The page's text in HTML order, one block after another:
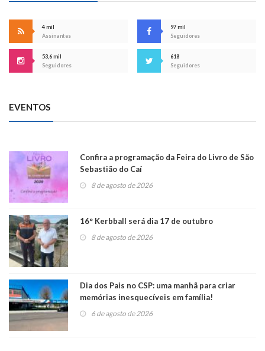
4 mil
Assinantes
97 mil
Seguidores
53,6 mil
Seguidores
618
Seguidores
EVENTOS
Confira a programação da Feira do Livro de São
Sebastião do Caí
8 de agosto de 2026
16° Kerbball será dia 17 de outubro
8 de agosto de 2026
Dia dos Pais no CSP: uma manhã para criar
memórias inesquecíveis em família!
6 de agosto de 2026